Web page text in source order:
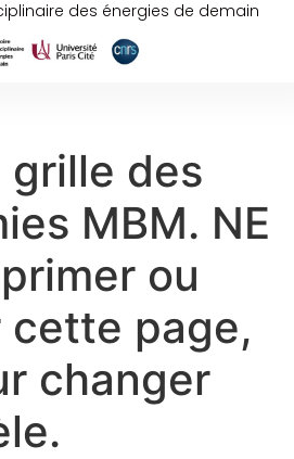
des énergies de demain
grille des
MBM. NE
ou
cette page,
changer